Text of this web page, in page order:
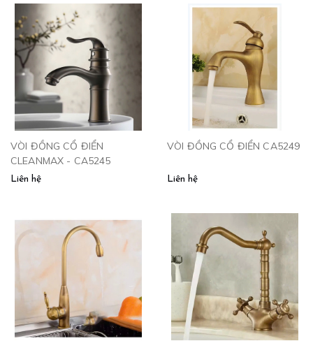
VÒI ĐỒNG CỔ ĐIỂN
CLEANMAX - CA5245
Liên hệ
VÒI ĐỒNG CỔ ĐIỂN CA5249
Liên hệ